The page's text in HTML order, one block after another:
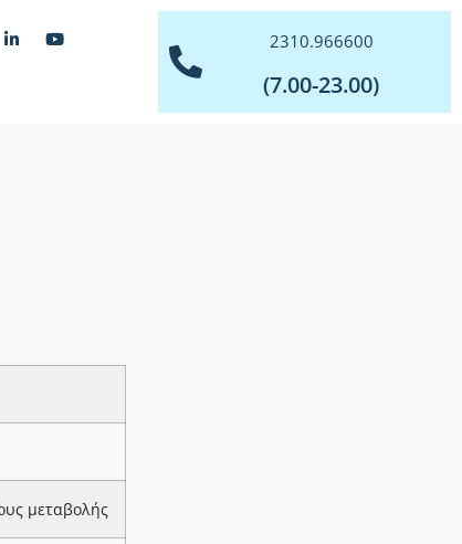
2310.966600
(7.00-23.00)
μεταβολής